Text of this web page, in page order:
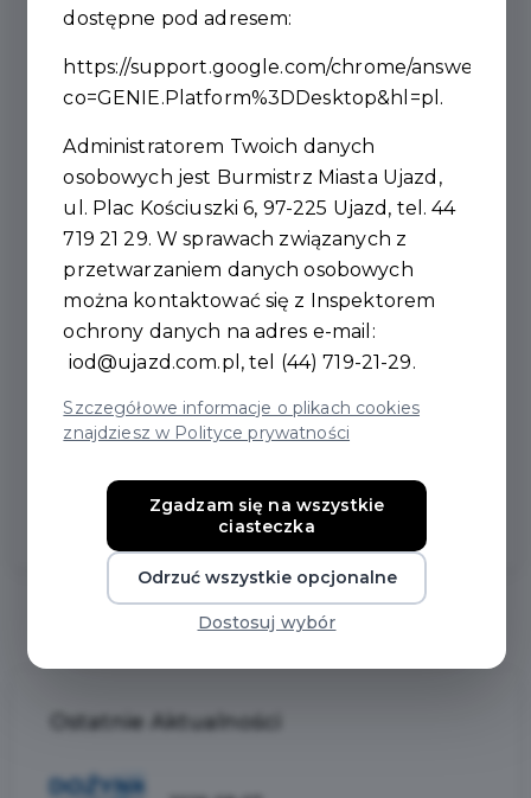
Szkoła Podstawowa w Ujeździe Mistrzem
Powiatu w Minikoszykówce 3×3 dziewcząt!
Nasze zawodniczki pokazały ogromną wolę walki i
świetną grę zespołową, sięgając po tytuł mistrzowski!
Wielkie gratulacje dla całej drużyny oraz trenera
Marcina Kocięby – to była mocna gra od początku do
Brawo dziewczyny – jesteśmy z Was dumni!
Ostatnie Aktualności
dostępne pod adresem:
https://support.google.com/chrome/answer/
co=GENIE.Platform%3DDesktop&hl=pl .
Administratorem Twoich danych
osobowych jest Burmistrz Miasta Ujazd,
ul. Plac Kościuszki 6, 97-225 Ujazd, tel. 44
719 21 29. W sprawach związanych z
przetwarzaniem danych osobowych
można kontaktować się z Inspektorem
ochrony danych na adres e-mail:
iod@ujazd.com.pl , tel (44) 719-21-29.
Szczegółowe informacje o plikach cookies
znajdziesz w Polityce prywatności
Zgadzam się na wszystkie
ciasteczka
Odrzuć wszystkie opcjonalne
Dostosuj wybór